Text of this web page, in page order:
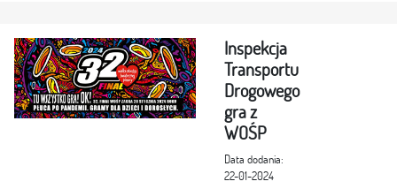
Inspekcja
Transportu
Drogowego
gra z
WOŚP
Data dodania:
22-01-2024